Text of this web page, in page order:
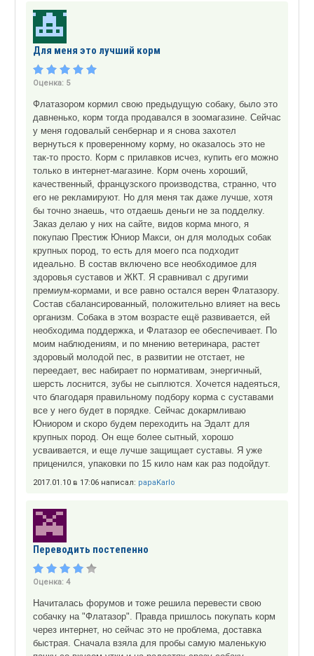
Для меня это лучший корм
Оценка: 5
Флатазором кормил свою предыдущую собаку, было это
давненько, корм тогда продавался в зоомагазине. Сейчас
у меня годовалый сенбернар и я снова захотел
вернуться к проверенному корму, но оказалось это не
так-то просто. Корм с прилавков исчез, купить его можно
только в интернет-магазине. Корм очень хороший,
качественный, французского производства, странно, что
его не рекламируют. Но для меня так даже лучше, хотя
бы точно знаешь, что отдаешь деньги не за подделку.
Заказ делаю у них на сайте, видов корма много, я
покупаю Престиж Юниор Макси, он для молодых собак
крупных пород, то есть для моего пса подходит
идеально. В состав включено все необходимое для
здоровья суставов и ЖКТ. Я сравнивал с другими
премиум-кормами, и все равно остался верен Флатазору.
Состав сбалансированный, положительно влияет на весь
организм. Собака в этом возрасте ещё развивается, ей
необходима поддержка, и Флатазор ее обеспечивает. По
моим наблюдениям, и по мнению ветеринара, растет
здоровый молодой пес, в развитии не отстает, не
переедает, вес набирает по нормативам, энергичный,
шерсть лоснится, зубы не сыплются. Хочется надеяться,
что благодаря правильному подбору корма с суставами
все у него будет в порядке. Сейчас докармливаю
Юниором и скоро будем переходить на Эдалт для
крупных пород. Он еще более сытный, хорошо
усваивается, и еще лучше защищает суставы. Я уже
приценился, упаковки по 15 кило нам как раз подойдут.
2017.01.10 в 17:06 написал: papaKarlo
Переводить постепенно
Оценка: 4
Начиталась форумов и тоже решила перевести свою
собачку на "Флатазор". Правда пришлось покупать корм
через интернет, но сейчас это не проблема, доставка
быстрая. Сначала взяла для пробы самую маленькую